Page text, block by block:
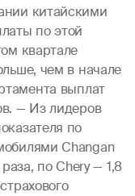
китайскими
по этой
квартале
чем в начале
выплат
— Из лидеров
по
Changan
по Chery — 1,8